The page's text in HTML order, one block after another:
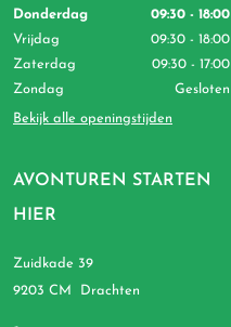
AVONTUREN STARTEN
HIER
Zuidkade 39
9203 CM Drachten
Donderdag
09:30 - 18:00
Vrijdag
09:30 - 18:00
Zaterdag
09:30 - 17:00
Zondag
Gesloten
Bekijk alle openingstijden